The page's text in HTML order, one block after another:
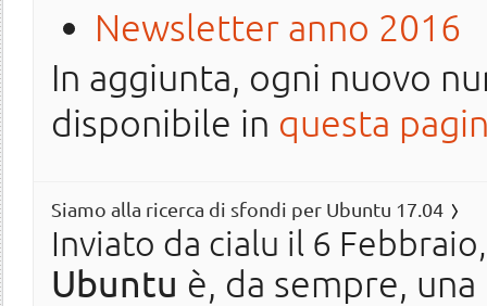
Newsletter anno 2016
In aggiunta, ogni nuovo
disponibile in questa
Siamo alla ricerca di sfondi per Ubuntu 17.04
Inviato da cialu il 6
Ubuntu è, da sempre,